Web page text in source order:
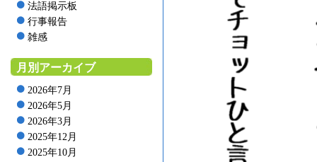
法語掲示板
行事報告
雑感
月別アーカイブ
2026年7月
2026年5月
2026年3月
2025年12月
2025年10月